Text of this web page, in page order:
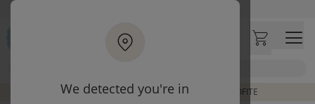
We detected you're in
Aller au contenu principal
Visitez notre concept store à La Garennes-Colombes (92)
Avis clients
FINS DE COLLECTION À PRIX RÉDUIT | J'EN PROFITE